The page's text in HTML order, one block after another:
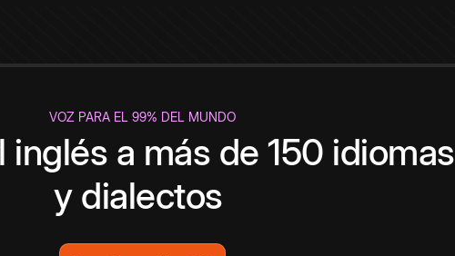
VOZ PARA EL 99% DEL MUNDO
inglés a más de 150 idiomas
y dialectos